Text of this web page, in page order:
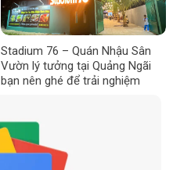
Stadium 76 – Quán Nhậu Sân
Vườn lý tưởng tại Quảng Ngãi
bạn nên ghé để trải nghiệm